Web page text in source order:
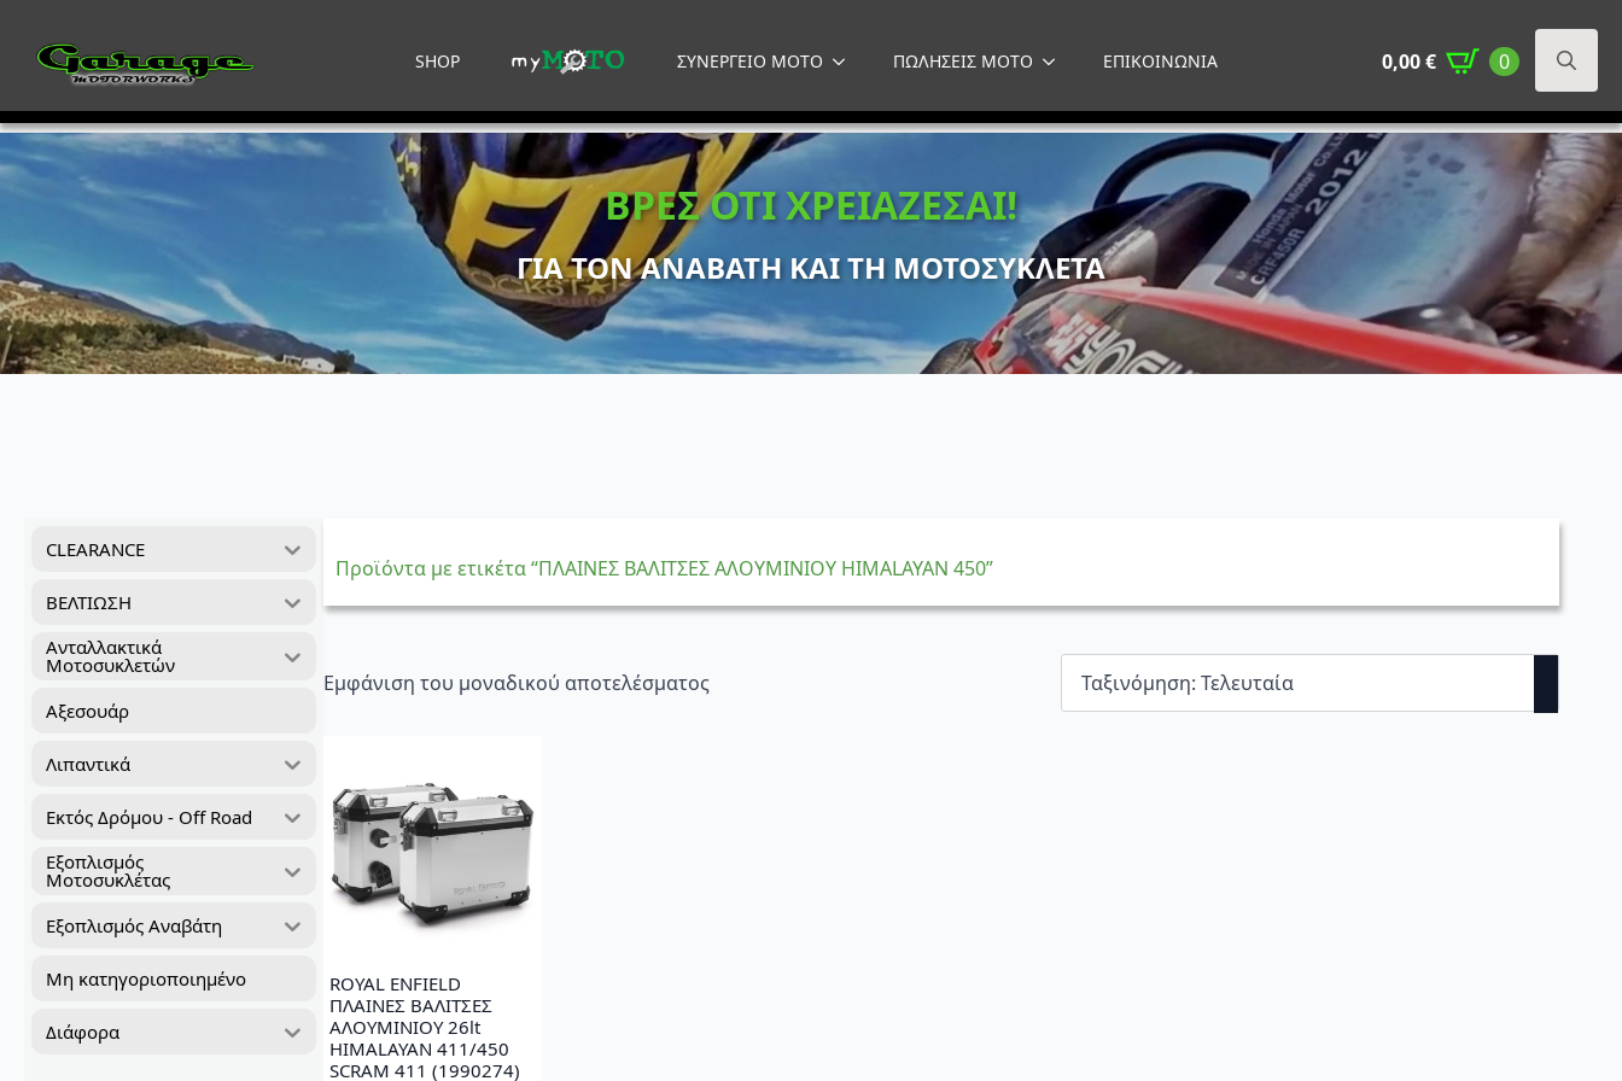
SHOP ΣΥΝΕΡΓΕΙΟ MOTO ΠΩΛΗΣΕΙΣ MOTO ΕΠΙΚΟΙΝΩΝΙΑ 0,00€
0
for:
ΒΡΕΣ ΟΤΙ ΧΡΕΙΑΖΕΣΑΙ!
ΓΙΑ ΤΟΝ ΑΝΑΒΑΤΗ ΚΑΙ ΤΗ ΜΟΤΟΣΥΚΛΕΤΑ
CLEARANCE
ΒΕΛΤΙΩΣΗ
Ανταλλακτικά
Μοτοσυκλετών
Αξεσουάρ
Λιπαντικά
Εκτός Δρόμου - Off Road
Εξοπλισμός
Μοτοσυκλέτας
Εξοπλισμός Αναβάτη
Μη κατηγοριοποιημένο
Διάφορα
Προϊόντα με ετικέτα “ΠΛΑΙΝΕΣ ΒΑΛΙΤΣΕΣ ΑΛΟΥΜΙΝΙΟΥ HIMALAYAN 450”
Εμφάνιση του μοναδικού αποτελέσματος
ROYAL ENFIELD
ΠΛΑΙΝΕΣ ΒΑΛΙΤΣΕΣ
ΑΛΟΥΜΙΝΙΟΥ 26lt
HIMALAYAN 411/450
SCRAM 411 (1990274)